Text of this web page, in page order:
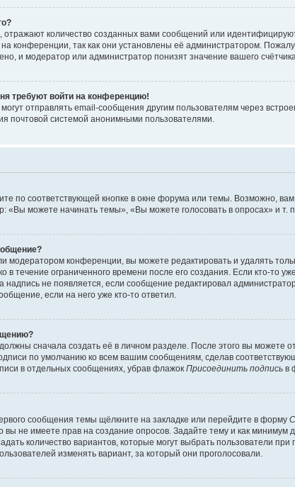
количество созданных вами сообщений или
конференции, так как они установлены её администратором.
и модератор или администратор понизят значение вашего
требуют войти на конференцию!
отправлять email-сообщения другим пользователям через
почтовой системой анонимными пользователями.
по соответствующей кнопке в окне форума или темы. Возможно,
можете начинать темы», «Вы можете голосовать в опросах» и т. п.
модератором конференции, вы можете редактировать и удалять
в течение ограниченного времени после его создания. Если кто-то
надпись не появляется, если сообщение редактировал
если на него уже кто-то ответил.
сначала создать её в личном разделе. После этого вы можете
по умолчанию ко всем вашим сообщениям, сделав
в отдельных сообщениях, убрав флажок Присоединить подпись в
сообщения темы щёлкните на закладке или перейдите в форму
не имеете прав на создание опросов. Задайте тему и как
количество вариантов, которые могут выбрать пользователи
изменять вариант, за который они проголосовали.